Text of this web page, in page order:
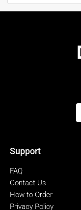
Support
FAQ
Contact Us
How to Order
Privacy Policy